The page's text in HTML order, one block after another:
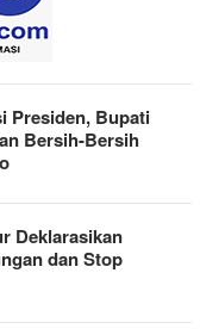
Presiden, Bupati
Bersih-Bersih
Deklarasikan
dan Stop